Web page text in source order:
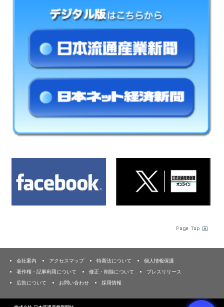
会社案内 アクセスマップ 特商法について
個人情報保護
著作権・記事利用について
修正・削除について
プレスリリース
広告について
お問い合わせ 採用情報